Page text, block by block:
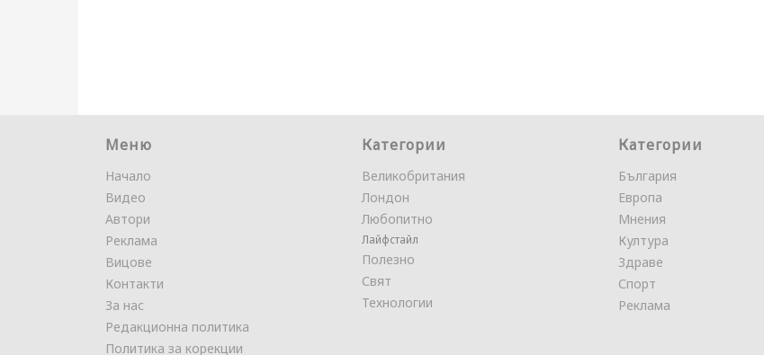
Меню
Начало
Видео
Автори
Реклама
Вицове
Контакти
За нас
Редакционна политика
Политика за корекции
Категории
Великобритания
Лондон
Любопитно
Лайфстайл
Полезно
Свят
Технологии
Категории
България
Европа
Мнения
Култура
Здраве
Спорт
Реклама